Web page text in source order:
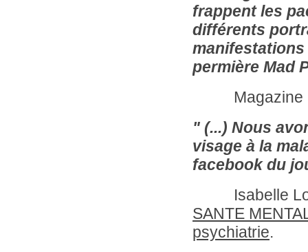
frappent les
différents
permière Mad
Magazine
" (...) Nous
visage à la
facebook du
Isabelle
SANTE
psychiatrie.